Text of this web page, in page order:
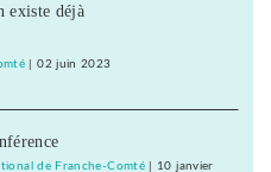
existe déjà
|02 juin 2023
de Franche-Comté| 10 janvier